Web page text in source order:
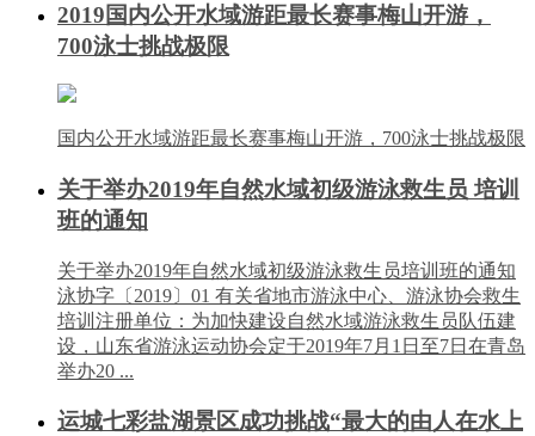
2019国内公开水域游距最长赛事梅山开游，
700泳士挑战极限
国内公开水域游距最长赛事梅山开游，700泳士挑战极限
关于举办2019年自然水域初级游泳救生员 培训
班的通知
关于举办2019年自然水域初级游泳救生员培训班的通知
泳协字〔2019〕01 有关省地市游泳中心、游泳协会救生
培训注册单位：为加快建设自然水域游泳救生员队伍建
设，山东省游泳运动协会定于2019年7月1日至7日在青岛
举办20 ...
运城七彩盐湖景区成功挑战“最大的由人在水上